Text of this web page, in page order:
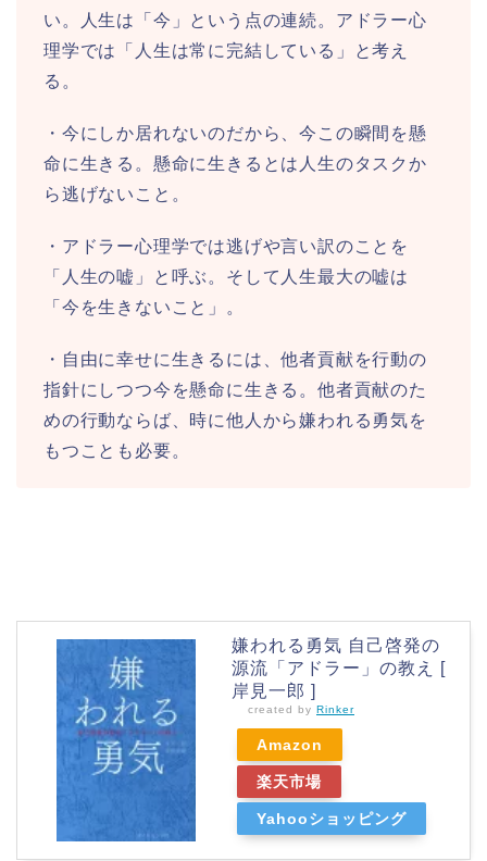
い。人生は「今」という点の連続。アドラー心
理学では「人生は常に完結している」と考え
る。
・今にしか居れないのだから、今この瞬間を懸
命に生きる。懸命に生きるとは人生のタスクか
ら逃げないこと。
・アドラー心理学では逃げや言い訳のことを
「人生の嘘」と呼ぶ。そして人生最大の嘘は
「今を生きないこと」。
・自由に幸せに生きるには、他者貢献を行動の
指針にしつつ今を懸命に生きる。他者貢献のた
めの行動ならば、時に他人から嫌われる勇気を
もつことも必要。
嫌われる勇気 自己啓発の
源流「アドラー」の教え [
岸見一郎 ]
created by Rinker
Amazon
楽天市場
Yahooショッピング